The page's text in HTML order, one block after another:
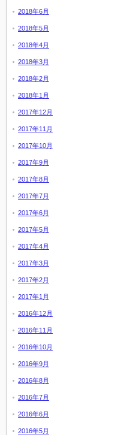
2018年6月
2018年5月
2018年4月
2018年3月
2018年2月
2018年1月
2017年12月
2017年11月
2017年10月
2017年9月
2017年8月
2017年7月
2017年6月
2017年5月
2017年4月
2017年3月
2017年2月
2017年1月
2016年12月
2016年11月
2016年10月
2016年9月
2016年8月
2016年7月
2016年6月
2016年5月